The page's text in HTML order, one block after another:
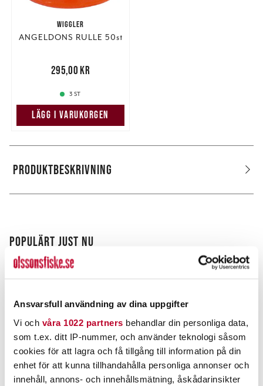
Ansvarsfull användning av dina uppgifter
Vi och våra 1022 partners behandlar din personliga data,
som t.ex. ditt IP-nummer, och använder teknologi såsom
cookies för att lagra och få tillgång till information på din
enhet för att kunna tillhandahålla personliga annonser och
innehåll, annons- och innehållsmätning, åskådarinsikter
WIGGLER
ANGELDONS RULLE 50st
295,00 kr
295,00 kr
3 ST
LÄGG I VARUKORGEN
PRODUKTBESKRIVNING
POPULÄRT JUST NU
ROVEX POWER TACKLE